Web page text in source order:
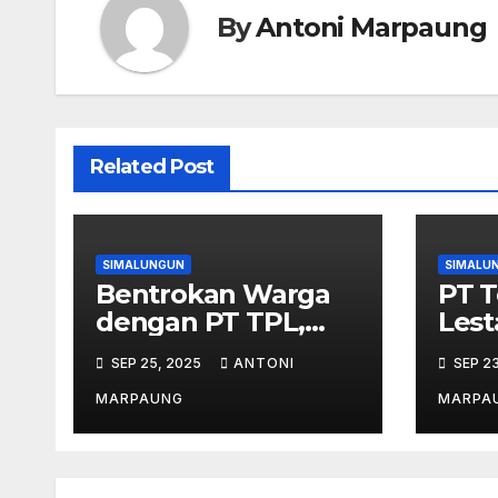
ByAntoni Marpaung
Related Post
SIMALUNGUN
Bentrokan Warga
dengan PT TPL,
Simalungun Minta
Kedua Pihak Tahan
Diri
SEP 25, 2025 ANTONI
MARPAUNG
PT
IPB
SEP